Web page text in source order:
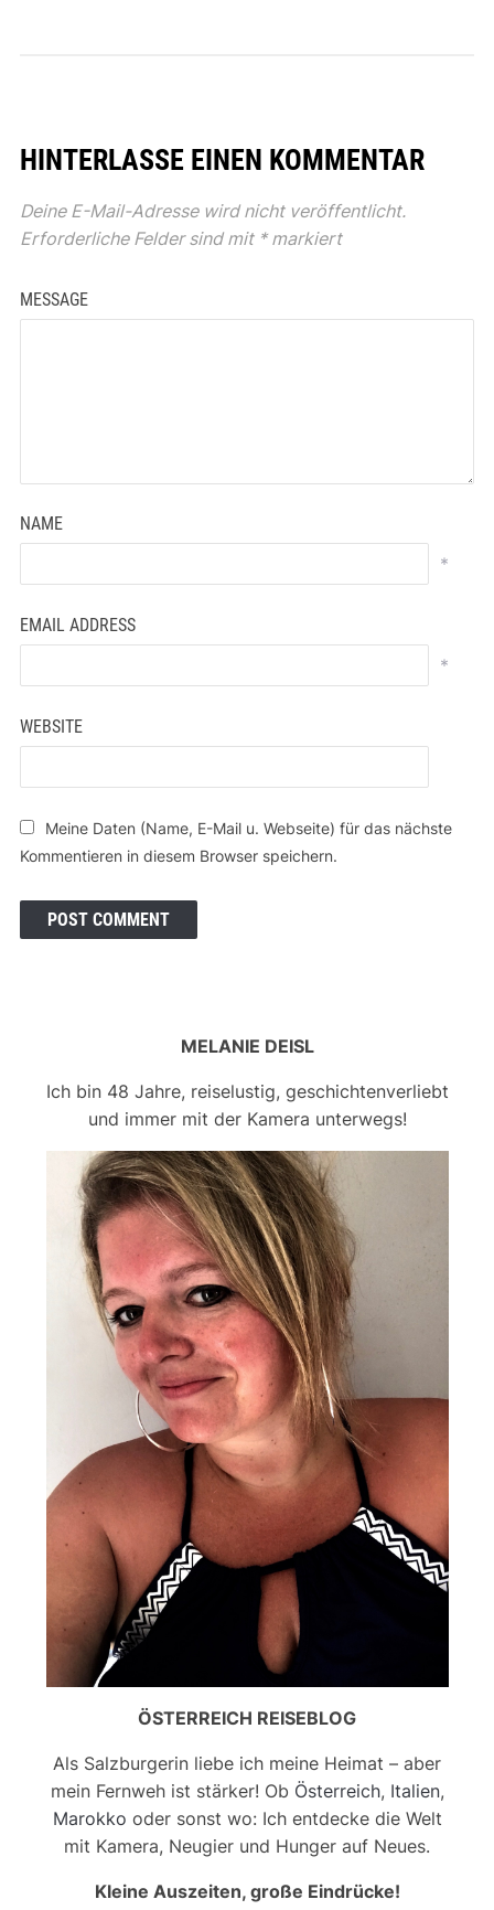
HINTERLASSE EINEN KOMMENTAR
Deine E-Mail-Adresse wird nicht veröffentlicht.
Erforderliche Felder sind mit *markiert
MESSAGE
NAME
*
EMAIL ADDRESS
*
WEBSITE
Meine Daten (Name, E-Mail u. Webseite) für das nächste
Kommentieren in diesem Browser speichern.
MELANIE DEISL
Ich bin 48 Jahre, reiselustig, geschichtenverliebt
und immer mit der Kamera unterwegs!
ÖSTERREICH REISEBLOG
Als Salzburgerin liebe ich meine Heimat – aber
mein Fernweh ist stärker! Ob Österreich, Italien,
Marokko oder sonst wo: Ich entdecke die Welt
mit Kamera, Neugier und Hunger auf Neues.
Kleine Auszeiten, große Eindrücke!